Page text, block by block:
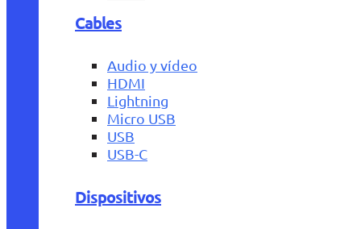
Cables
Audio y vídeo
HDMI
Lightning
Micro USB
USB
USB-C
Dispositivos